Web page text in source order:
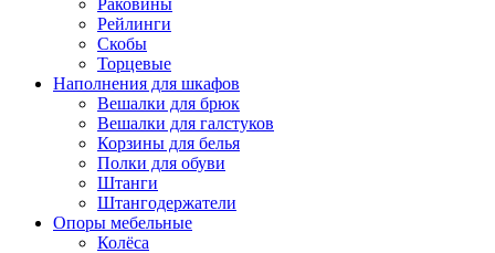
Раковины
Рейлинги
Скобы
Торцевые
Наполнения для шкафов
Вешалки для брюк
Вешалки для галстуков
Корзины для белья
Полки для обуви
Штанги
Штангодержатели
Опоры мебельные
Колёса